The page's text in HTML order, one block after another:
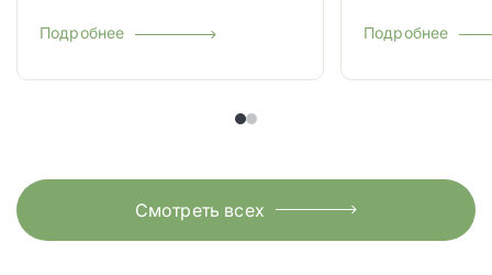
Подробнее Подробнее
Смотреть всех